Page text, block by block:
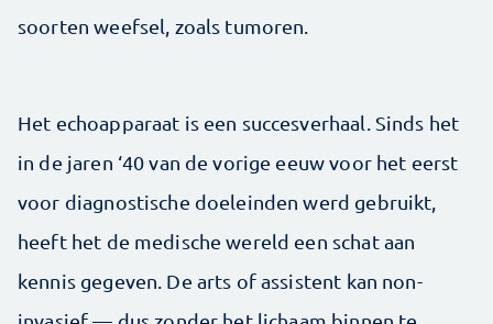
soorten weefsel, zoals tumoren.
Het echoapparaat is een succesverhaal. Sinds het
in de jaren ‘40 van de vorige eeuw voor het eerst
voor diagnostische doeleinden werd gebruikt,
heeft het de medische wereld een schat aan
kennis gegeven. De arts of assistent kan non-